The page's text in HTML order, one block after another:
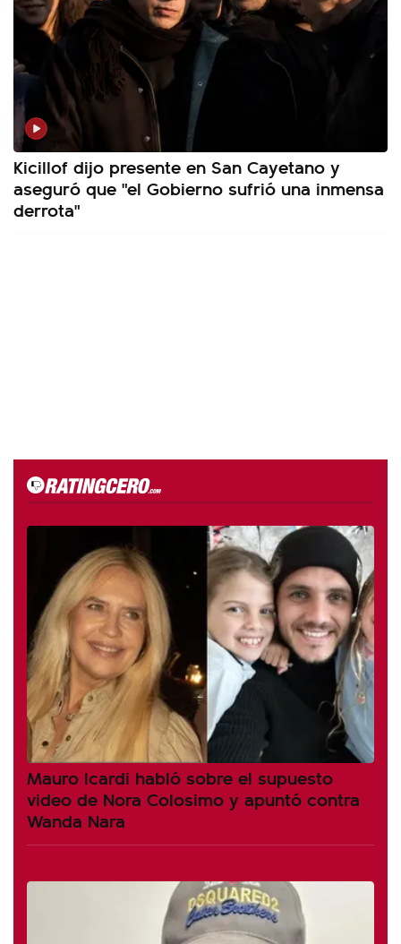
Kicillof dijo presente en San Cayetano y
aseguró que "el Gobierno sufrió una inmensa
derrota"
Mauro Icardi habló sobre el supuesto
video de Nora Colosimo y apuntó contra
Wanda Nara